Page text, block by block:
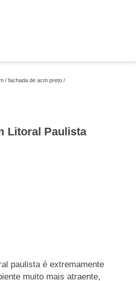
fachada de acm preto
Litoral Paulista
paulista é extremamente
muito mais atraente,